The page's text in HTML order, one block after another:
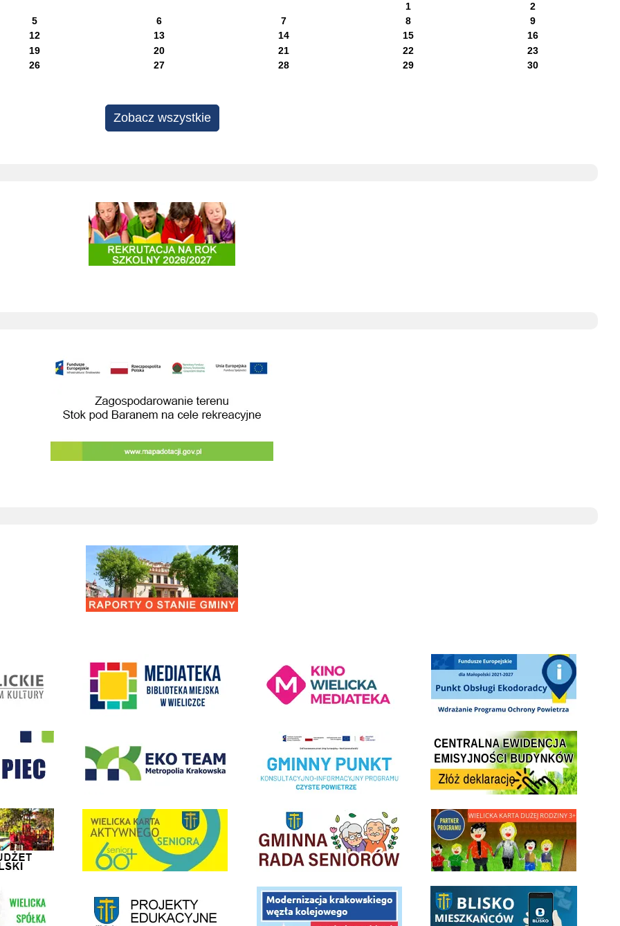
1
2
5 6 7 8
9
12 13 14 15
16
19 20 21 22
23
26 27 28 29
30
Zobacz wszystkie
Rekrutacja do szkół i przedszkoli 2025/2026
Raporty o stanie Gminy Wieliczka
Punkt Obsługi Ekodoradcy Wieliczka
Wieliczka Realizacja Programu Czyste Powietrze w Gminie WieliczkaCentrala Ewidencja Emisyjności Budynków - złóż
Obywatelski link do strony Wielicka Karta Aktywnego Seniora link do strony Gminnej Rady Seniorow - Wieliczka link do strony - Wielicka Karta Dużej Rodziny
Transportowej link do strony - projekty edukacyjne dofinansowane z Europejskiego Funduszu Społecznego
link do opisu projektu budowy linii kolejowej Krakow Rudzicelink do opisu aplikacji - BLISKO, Gmina Wieliczka w